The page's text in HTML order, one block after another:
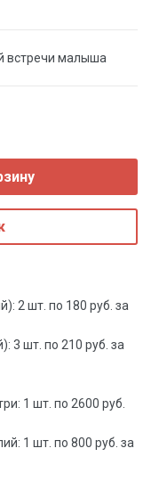
встречи малыша
2 шт. по 180 руб. за
3 шт. по 210 руб. за
1 шт. по 2600 руб.
1 шт. по 800 руб. за